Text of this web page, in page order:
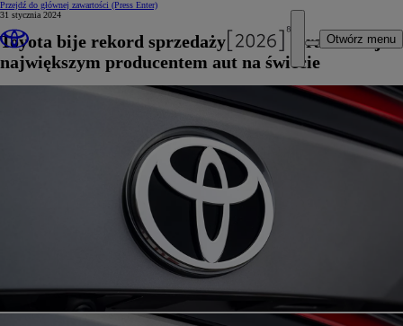
Przejdź do głównej zawartości (Press Enter)
Otwórz menu
31 stycznia 2024
Toyota bije rekord sprzedaży i czwarty raz zostaje
największym producentem aut na świecie